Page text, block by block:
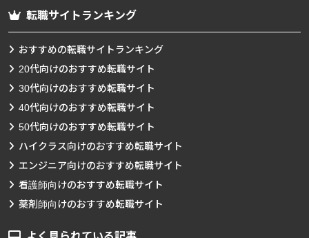
転職サイトランキング
おすすめの転職サイトランキング
20代向けのおすすめ転職サイト
30代向けのおすすめ転職サイト
40代向けのおすすめ転職サイト
50代向けのおすすめ転職サイト
ハイクラス向けのおすすめ転職サイト
エンジニア向けのおすすめ転職サイト
看護師向けのおすすめ転職サイト
薬剤師向けのおすすめ転職サイト